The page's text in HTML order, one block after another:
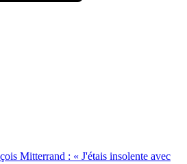
Mitterrand : « J'étais insolente avec